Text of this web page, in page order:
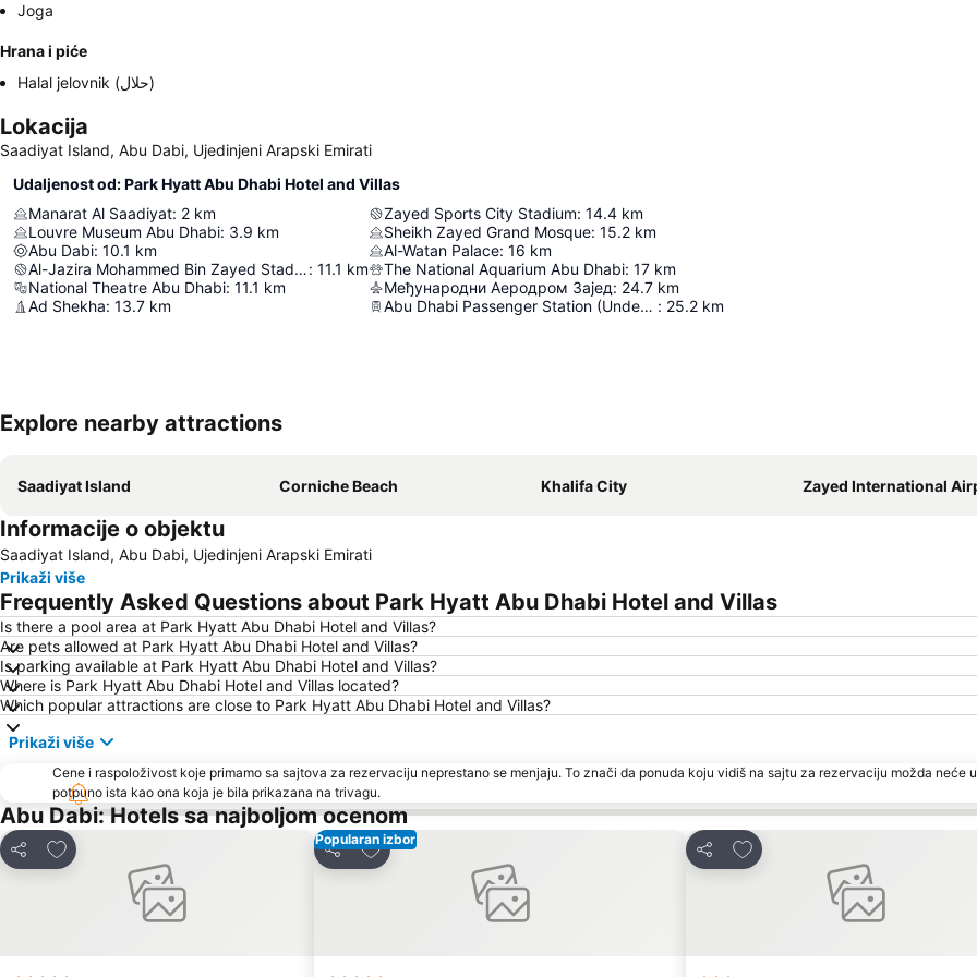
Joga
Hrana i piće
Halal jelovnik (حلال)
Lokacija
Saadiyat Island, Abu Dabi, Ujedinjeni Arapski Emirati
Udaljenost od: Park Hyatt Abu Dhabi Hotel and Villas
Manarat Al Saadiyat: 2 km
Louvre Museum Abu Dhabi: 3.9 km
Abu Dabi: 10.1 km
Al-Jazira Mohammed Bin Zayed Stadium: 11.1 km
National Theatre Abu Dhabi: 11.1 km
Ad Shekha: 13.7 km
Zayed Sports City Stadium: 14.4 km
Sheikh Zayed Grand Mosque: 15.2 km
Al-Watan Palace: 16 km
The National Aquarium Abu Dhabi: 17 km
Међународни Аеродром Зајед: 24.7 km
Abu Dhabi Passenger Station (Under Construction) : 25.2 km
Explore nearby attractions
Saadiyat Island Corniche Beach Khalifa City Zayed International
Informacije o objektu
Saadiyat Island, Abu Dabi, Ujedinjeni Arapski Emirati
Prikaži više
Frequently Asked Questions about Park Hyatt Abu Dhabi Hotel and Villas
Is there a pool area at Park Hyatt Abu Dhabi Hotel and Villas?
Are pets allowed at Park Hyatt Abu Dhabi Hotel and Villas?
Is parking available at Park Hyatt Abu Dhabi Hotel and Villas?
Where is Park Hyatt Abu Dhabi Hotel and Villas located?
Which popular attractions are close to Park Hyatt Abu Dhabi Hotel and Villas?
Prikaži više
Cene i raspoloživost koje primamo sa sajtova za rezervaciju neprestano se menjaju. To znači da ponuda koju vidiš na sajtu za rezervaciju možda neće
potpuno ista kao ona koja je bila prikazana na trivagu.
Abu Dabi: Hotels sa najboljom ocenom
Deli
Dodati u favorite Popularan izbor
Deli
Dodati u favorite
Deli
Dodati u favorite